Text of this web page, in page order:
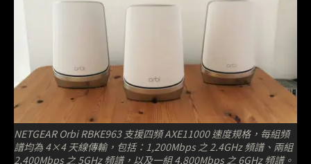
NETGEAR Orbi RBKE963 支援四頻 AXE11000 速度規格，每組頻
譜均為 4×4 天線傳輸，包括：1,200Mbps 之 2.4GHz 頻譜、兩組
2,400Mbps 之 5GHz 頻譜，以及一組 4,800Mbps 之 6GHz 頻譜。